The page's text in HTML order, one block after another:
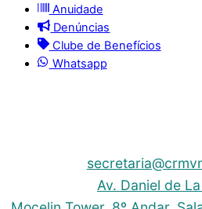
Anuidade
Denúncias
Clube de Benefícios
Whatsapp
Av. Daniel de